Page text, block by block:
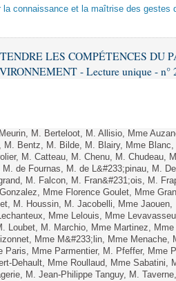
des lois
des lois
la connaissance et la maîtrise des gestes
LES COMPÉTENCES DU
- Lecture unique - n°
M. Berteloot, M. Allisio, Mme
M. Bentz, M. Bilde, M. Blairy, Mme
M. Catteau, M. Chenu, M. Chudeau,
M. de Fournas, M. de L&#233;pinau, M.
M. Falcon, M. Fran&#231;ois, M.
Mme Florence Goulet, Mme
M. Houssin, M. Jacobelli, Mme
Mme Lelouis, Mme
Loubet, M. Marchio, Mme Martinez,
Mme M&#233;lin, Mme Menache,
Paris, Mme Parmentier, M. Pfeffer, Mme
Dehault, Mme Roullaud, Mme
M. Jean-Philippe Tanguy, M.